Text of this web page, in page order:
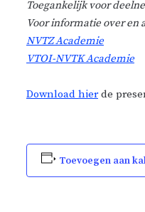
Toegankelijk voor
Voor informatie over en
NVTZ Academie
VTOI-NVTK Academie
Download hierde
Toevoegen aan